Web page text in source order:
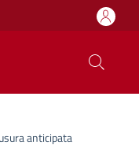
anticipata